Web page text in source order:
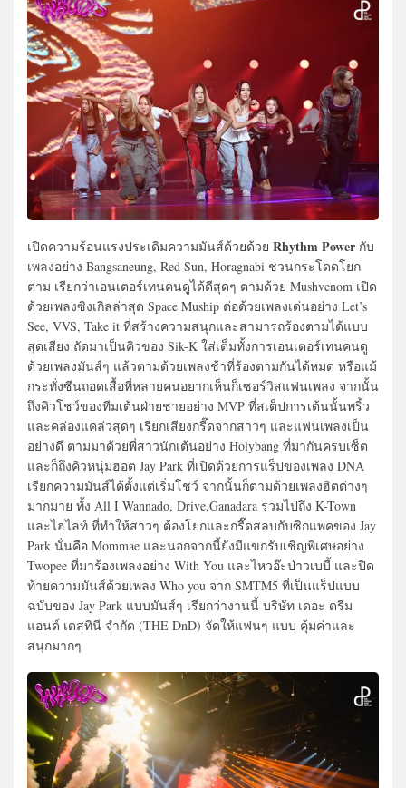
เปิดความร้อนแรงประเดิมความมันส์ด้วยด้วย Rhythm Power กับ
เพลงอย่าง Bangsaneung, Red Sun, Horagnabi ชวนกระโดดโยก
ตาม เรียกว่าเอนเตอร์เทนคนดูได้ดีสุดๆ ตามด้วย Mushvenom เปิด
ด้วยเพลงซิงเกิลล่าสุด Space Muship ต่อด้วยเพลงเด่นอย่าง Let’s
See, VVS, Take it ที่สร้างความสนุกและสามารถร้องตามได้แบบ
สุดเสียง ถัดมาเป็นคิวของ Sik-K ใส่เต็มทั้งการเอนเตอร์เทนคนดู
ด้วยเพลงมันส์ๆ แล้วตามด้วยเพลงช้าที่ร้องตามกันได้หมด หรือแม้
กระทั่งซีนถอดเสื้อที่หลายคนอยากเห็นก็เซอร์วิสแฟนเพลง จากนั้น
ถึงคิวโชว์ของทีมเต้นฝ่ายชายอย่าง MVP ที่สเต็ปการเต้นนั้นพริ้ว
และคล่องแคล่วสุดๆ เรียกเสียงกรี๊ดจากสาวๆ และแฟนเพลงเป็น
อย่างดี ตามมาด้วยพี่สาวนักเต้นอย่าง Holybang ที่มากันครบเซ็ต
และก็ถึงคิวหนุ่มฮอต Jay Park ที่เปิดด้วยการแร็ปของเพลง DNA
เรียกความมันส์ได้ตั้งแต่เริ่มโชว์ จากนั้นก็ตามด้วยเพลงฮิตต่างๆ
มากมาย ทั้ง All I Wannado, Drive,Ganadara รวมไปถึง K-Town
และไฮไลท์ ที่ทำให้สาวๆ ต้องโยกและกรี๊ดสลบกับซิกแพคของ Jay
Park นั่นคือ Mommae และนอกจากนี้ยังมีแขกรับเชิญพิเศษอย่าง
Twopee ที่มาร้องเพลงอย่าง With You และไหวอ๊ะป่าวเบบี้ และปิด
ท้ายความมันส์ด้วยเพลง Who you จาก SMTM5 ที่เป็นแร็ปแบบ
ฉบับของ Jay Park แบบมันส์ๆ เรียกว่างานนี้ บริษัท เดอะ ดรีม
แอนด์ เดสทินี จำกัด (THE DnD) จัดให้แฟนๆ แบบ คุ้มค่าและ
สนุกมากๆ